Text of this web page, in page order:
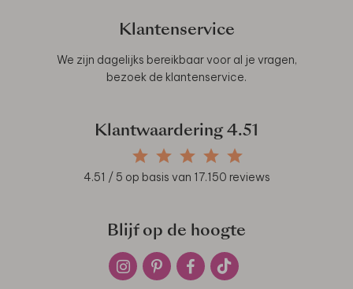
Klantenservice
We zijn dagelijks bereikbaar voor al je vragen,
bezoek de klantenservice.
Klantwaardering 4.51
4.51 / 5 op basis van 17.150 reviews
Blijf op de hoogte